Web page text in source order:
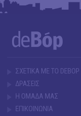
ΣΧΕΤΙΚΑ ΜΕ ΤΟ DEBOP
ΔΡΑΣΕΙΣ
Η ΟΜΑΔΑ ΜΑΣ
ΕΠΙΚΟΙΝΩΝΙΑ